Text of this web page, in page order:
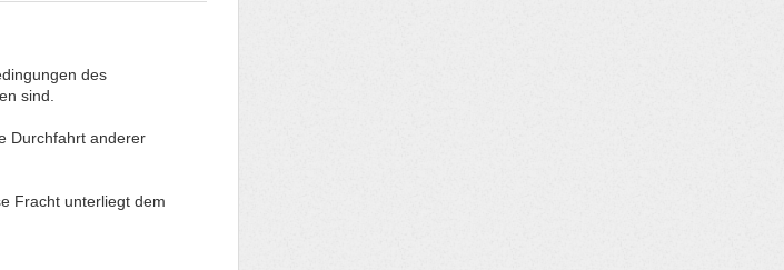
des
sind.
Durchfahrt anderer
Fracht unterliegt dem